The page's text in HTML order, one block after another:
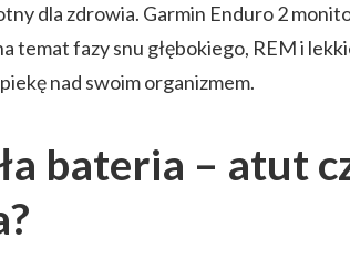
dla zdrowia. Garmin Enduro 2
temat fazy snu głębokiego, REM i
nad swoim organizmem.
bateria – atut